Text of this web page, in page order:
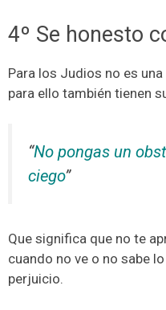
4º Se honesto
Para los Judios no es
para ello también tienen
“No pongas un
ciego”
Que significa que no te
cuando no ve o no sabe
perjuicio.